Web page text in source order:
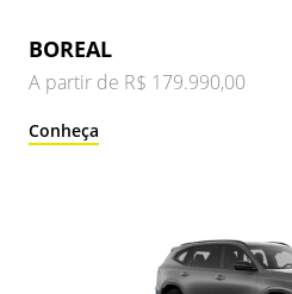
BOREAL
A partir de R$ 179.990,00
Conheça